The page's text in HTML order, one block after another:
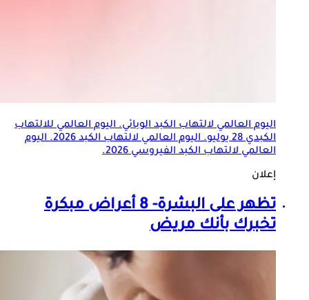
اليوم العالمي لالتهاب الكبد الوبائي. اليوم العالمي للالتهاب
الكبدي 28 يوليو. اليوم العالمي لالتهاب الكبد 2026. اليوم
العالمي لالتهاب الكبد الفيروسي 2026.
إعلان
تظهر على البشرة- 8 أعراض مبكرة
تخبرك بأنك مريض